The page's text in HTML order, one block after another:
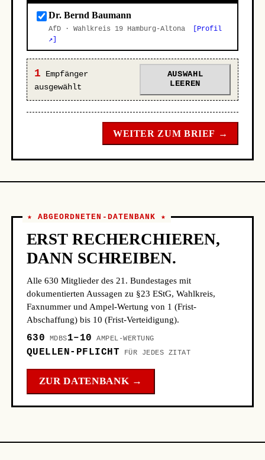
Dr. Bernd Baumann
AfD · Wahlkreis 19 Hamburg-Altona
[Profil
↗]
1 Empfänger
ausgewählt
AUSWAHL
LEEREN
WEITER ZUM BRIEF →
★ ABGEORDNETEN-DATENBANK ★
ERST RECHERCHIEREN,
DANN SCHREIBEN.
Alle 630 Mitglieder des 21. Bundestages mit
dokumentierten Aussagen zu §23 EStG, Wahlkreis,
Faxnummer und Ampel-Wertung von 1 (Frist-
Abschaffung) bis 10 (Frist-Verteidigung).
630 MDBS1–10 AMPEL-WERTUNG
QUELLEN-PFLICHT FÜR JEDES ZITAT
ZUR DATENBANK →